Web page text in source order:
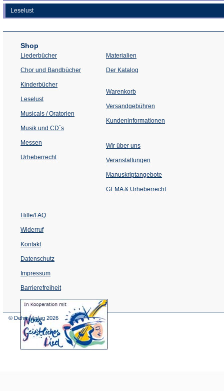
Leselust
Shop
Liederbücher
Chor und Bandbücher
Kinderbücher
Leselust
Musicals / Oratorien
Musik und CD´s
Messen
Urheberrecht
Materialien
Der Katalog
Warenkorb
Versandgebühren
Kundeninformationen
Wir über uns
Veranstaltungen
einem
Tab)
Manuskriptangebote
GEMA & Urheberrecht
Hilfe/FAQ
Widerruf
Kontakt
Datenschutz
Impressum
Barrierefreiheit
(Öffnet
in
© Dehm Verlag 2026